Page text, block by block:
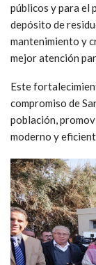
públicos y para el
depósito de
mantenimiento y
mejor atención
Este
compromiso de
población,
moderno y